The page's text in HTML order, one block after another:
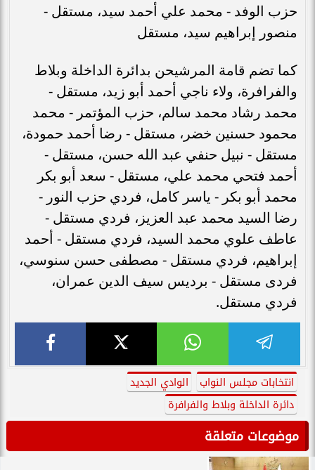
حزب الوفد - محمد علي أحمد سيد، مستقل -
منصور إبراهيم سيد، مستقل
كما تضم قامة المرشيحن بدائرة الداخلة وبلاط
والفرافرة، ولاء ناجي أحمد أبو زيد، مستقل -
محمد رشاد محمد سالم، حزب المؤتمر - محمد
محمود حسنين خضر، مستقل - رضا أحمد حمودة،
مستقل - نبيل حنفي عبد الله حسن، مستقل -
أحمد فتحي محمد علي، مستقل - سعد أبو بكر
محمد أبو بكر - ياسر كامل، فردي حزب النور -
رضا السيد محمد عبد العزيز، فردي مستقل -
عاطف علوي محمد السيد، فردي مستقل - أحمد
إبراهيم، فردي مستقل - مصطفى حسن سنوسي،
فردى مستقل - برديس سيف الدين عمران،
فردي مستقل.
انتخابات مجلس النواب
الوادي الجديد
دائرة الداخلة وبلاط والفرافرة
موضوعات متعلقة